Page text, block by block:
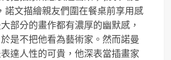
諾文描繪親友們圍在餐桌前享用感
部分的畫作都有濃厚的幽默感，
是不把他看為藝術家。然而諾曼
達人性的可貴，他深表當插畫家